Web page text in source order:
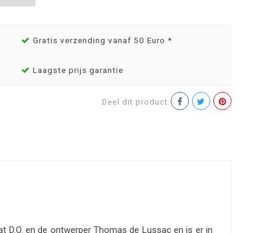
Gratis verzending vanaf 50 Euro *
Laagste prijs garantie
Deel dit product
en de ontwerper Thomas de Lussac en is er in